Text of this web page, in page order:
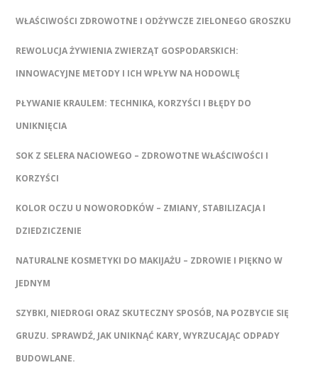
WŁAŚCIWOŚCI ZDROWOTNE I ODŻYWCZE ZIELONEGO GROSZKU
REWOLUCJA ŻYWIENIA ZWIERZĄT GOSPODARSKICH:
INNOWACYJNE METODY I ICH WPŁYW NA HODOWLĘ
PŁYWANIE KRAULEM: TECHNIKA, KORZYŚCI I BŁĘDY DO
UNIKNIĘCIA
SOK Z SELERA NACIOWEGO – ZDROWOTNE WŁAŚCIWOŚCI I
KORZYŚCI
KOLOR OCZU U NOWORODKÓW – ZMIANY, STABILIZACJA I
DZIEDZICZENIE
NATURALNE KOSMETYKI DO MAKIJAŻU – ZDROWIE I PIĘKNO W
JEDNYM
SZYBKI, NIEDROGI ORAZ SKUTECZNY SPOSÓB, NA POZBYCIE SIĘ
GRUZU. SPRAWDŹ, JAK UNIKNĄĆ KARY, WYRZUCAJĄC ODPADY
BUDOWLANE.